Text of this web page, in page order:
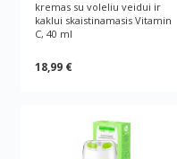
kremas su voleliu veidui ir
kaklui skaistinamasis Vitamin
C, 40 ml
18,99 €